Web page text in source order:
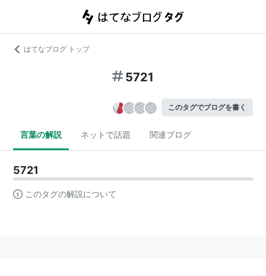
はてなブログ トップ
5721
このタグでブログを書く
言葉の解説 ネットで話題 関連ブログ
5721
このタグの解説について